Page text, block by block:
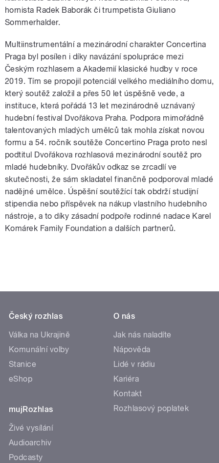
hornista Radek Baborák či trumpetista Giuliano
Sommerhalder.
Multiinstrumentální a mezinárodní charakter Concertina
Praga byl posílen i díky navázání spolupráce mezi
Českým rozhlasem a Akademií klasické hudby v roce
2019. Tím se propojil potenciál velkého mediálního domu,
který soutěž založil a přes 50 let úspěšně vede, a
instituce, která pořádá 13 let mezinárodně uznávaný
hudební festival Dvořákova Praha. Podpora mimořádně
talentovaných mladých umělců tak mohla získat novou
formu a 54. ročník soutěže Concertino Praga proto nesl
podtitul Dvořákova rozhlasová mezinárodní soutěž pro
mladé hudebníky. Dvořákův odkaz se zrcadlí ve
skutečnosti, že sám skladatel finančně podporoval mladé
nadějné umělce. Úspěšní soutěžící tak obdrží studijní
stipendia nebo příspěvek na nákup vlastního hudebního
nástroje, a to díky zásadní podpoře rodinné nadace Karel
Komárek Family Foundation a dalších partnerů.
Český rozhlas
Válka na Ukrajině
Komunální volby
Stanice
eShop
mujRozhlas
Živé vysílání
Audioarchiv
Podcasty
O nás
Jak nás naladíte
Nápověda
Lidé v rádiu
Kariéra
Kontakt
Rozhlasový poplatek